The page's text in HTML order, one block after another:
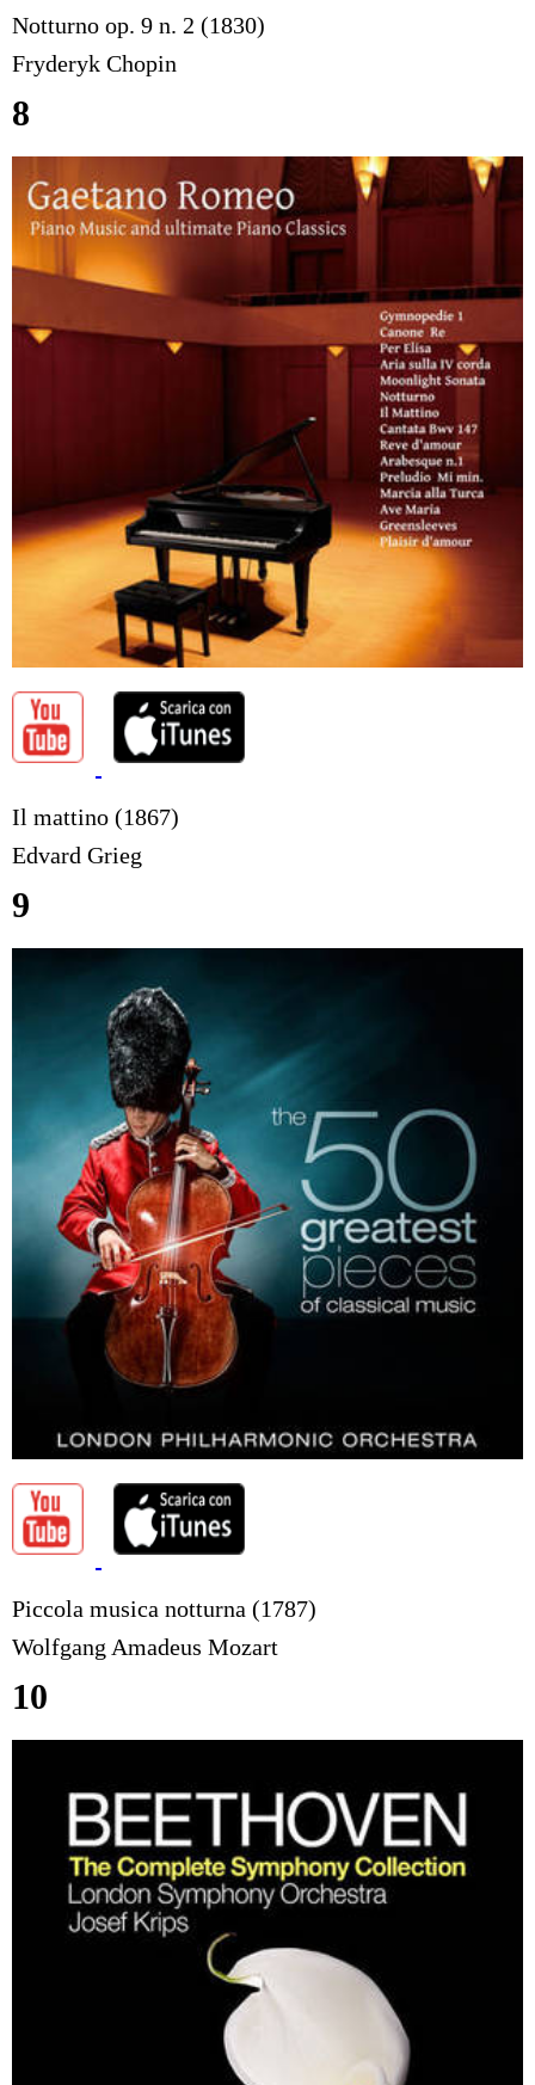
Notturno op. 9 n. 2 (1830)
Fryderyk Chopin
8
Il mattino (1867)
Edvard Grieg
9
Piccola musica notturna (1787)
Wolfgang Amadeus Mozart
10